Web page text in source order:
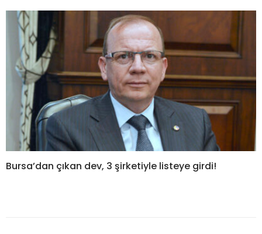
Bursa’dan çıkan dev, 3 şirketiyle listeye girdi!